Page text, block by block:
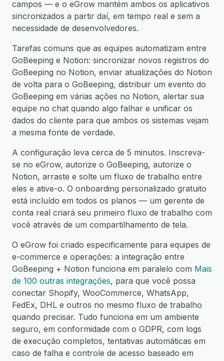
campos — e o eGrow mantém ambos os aplicativos
sincronizados a partir daí, em tempo real e sem a
necessidade de desenvolvedores.
Tarefas comuns que as equipes automatizam entre
GoBeeping e Notion: sincronizar novos registros do
GoBeeping no Notion, enviar atualizações do Notion
de volta para o GoBeeping, distribuir um evento do
GoBeeping em várias ações no Notion, alertar sua
equipe no chat quando algo falhar e unificar os
dados do cliente para que ambos os sistemas vejam
a mesma fonte de verdade.
A configuração leva cerca de 5 minutos. Inscreva-
se no eGrow, autorize o GoBeeping, autorize o
Notion, arraste e solte um fluxo de trabalho entre
eles e ative-o. O onboarding personalizado gratuito
está incluído em todos os planos — um gerente de
conta real criará seu primeiro fluxo de trabalho com
você através de um compartilhamento de tela.
O eGrow foi criado especificamente para equipes de
e-commerce e operações: a integração entre
GoBeeping + Notion funciona em paralelo com Mais
de 100 outras integrações, para que você possa
conectar Shopify, WooCommerce, WhatsApp,
FedEx, DHL e outros no mesmo fluxo de trabalho
quando precisar. Tudo funciona em um ambiente
seguro, em conformidade com o GDPR, com logs
de execução completos, tentativas automáticas em
caso de falha e controle de acesso baseado em